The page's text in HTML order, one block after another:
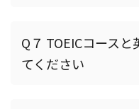
Q７ TOEICコース
てください